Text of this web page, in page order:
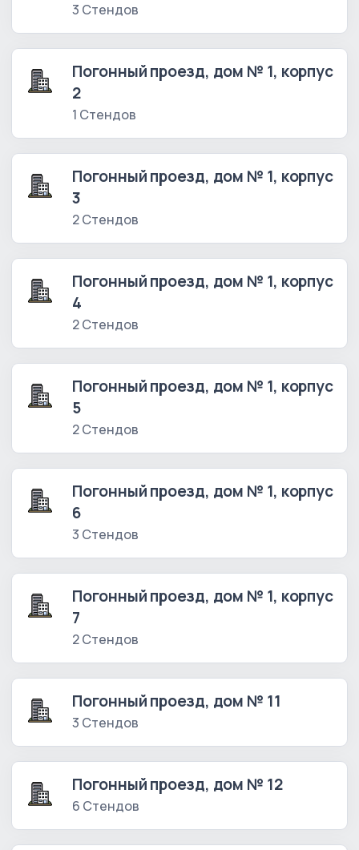
3 Стендов
Погонный проезд, дом № 1, корпус
2
1 Стендов
Погонный проезд, дом № 1, корпус
3
2 Стендов
Погонный проезд, дом № 1, корпус
4
2 Стендов
Погонный проезд, дом № 1, корпус
5
2 Стендов
Погонный проезд, дом № 1, корпус
6
3 Стендов
Погонный проезд, дом № 1, корпус
7
2 Стендов
Погонный проезд, дом № 11
3 Стендов
Погонный проезд, дом № 12
6 Стендов